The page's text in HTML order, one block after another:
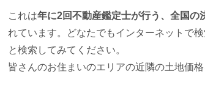
これは年に2回不動産鑑定士が行う、全国の
れています。どなたでもインターネットで
と検索してみてください。
皆さんのお住まいのエリアの近隣の土地価